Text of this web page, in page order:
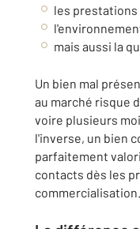
les
mais aussi la
Un bien mal
au marché risque
voire plusieurs
l'inverse, un bien
parfaitement
contacts dès les
commercialisation.